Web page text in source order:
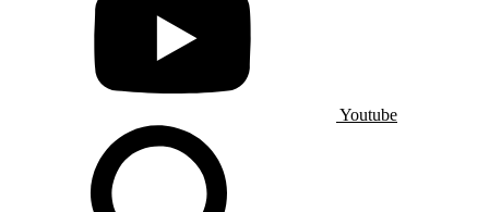
Youtube